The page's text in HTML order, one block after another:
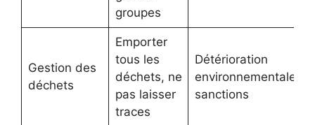
groupes
Gestion des
déchets
Emporter
tous les
déchets, ne
pas laisser
traces
Détérioration
environnementale,
sanctions